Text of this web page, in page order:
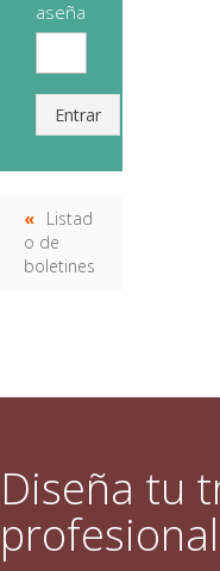
aseña
Entrar
Listad
o de
boletines
Diseña tu